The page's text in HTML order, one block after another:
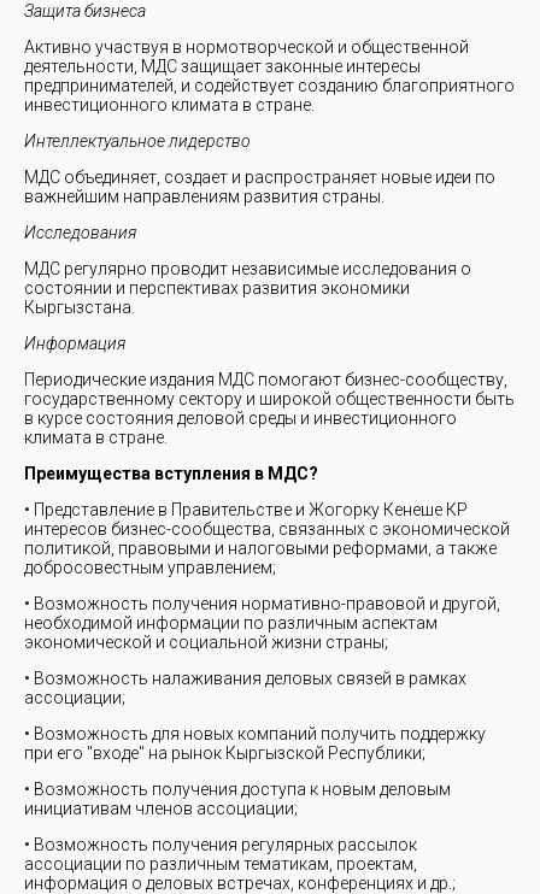
Защита бизнеса
Активно участвуя в нормотворческой и общественной
деятельности, МДС защищает законные интересы
предпринимателей, и содействует созданию благоприятного
инвестиционного климата в стране.
Интеллектуальное лидерство
МДС объединяет, создает и распространяет новые идеи по
важнейшим направлениям развития страны.
Исследования
МДС регулярно проводит независимые исследования о
состоянии и перспективах развития экономики
Кыргызстана.
Информация
Периодические издания МДС помогают бизнес-сообществу,
государственному сектору и широкой общественности быть
в курсе состояния деловой среды и инвестиционного
климата в стране.
Преимущества вступления в МДС?
• Представление в Правительстве и Жогорку Кенеше КР
интересов бизнес-сообщества, связанных с экономической
политикой, правовыми и налоговыми реформами, а также
добросовестным управлением;
• Возможность получения нормативно-правовой и другой,
необходимой информации по различным аспектам
экономической и социальной жизни страны;
• Возможность налаживания деловых связей в рамках
ассоциации;
• Возможность для новых компаний получить поддержку
при его "входе" на рынок Кыргызской Республики;
• Возможность получения доступа к новым деловым
инициативам членов ассоциации;
• Возможность получения регулярных рассылок
ассоциации по различным тематикам, проектам,
информация о деловых встречах, конференциях и др.;